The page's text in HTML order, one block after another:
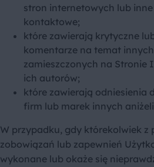
stron internetowych lub
kontaktowe;
które zawierają krytyczne
komentarze na temat
zamieszczonych na Stronie
ich autorów;
które zawierają odniesienia
firm lub marek innych
W przypadku, gdy którekolwiek z
zobowiązań lub zapewnień
wykonane lub okaże się